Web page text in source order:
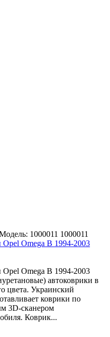
1000011 1000011
Omega B 1994-2003
Omega B 1994-2003
автоковрики в
цвета. Украинский
коврики по
3D-сканером
Коврик...